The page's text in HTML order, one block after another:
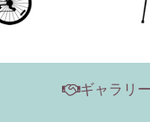
ギャラリ